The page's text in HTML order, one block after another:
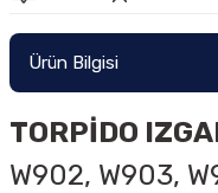
Ürün Bilgisi
TORPİDO
W902, W903,